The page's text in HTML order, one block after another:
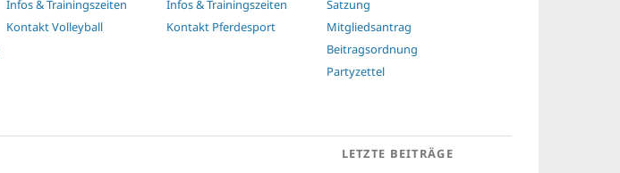
Infos & Trainingszeiten
Kontakt Volleyball
Infos & Trainingszeiten
Kontakt Pferdesport
Satzung
Mitgliedsantrag
Beitragsordnung
Partyzettel
LETZTE BEITRÄGE